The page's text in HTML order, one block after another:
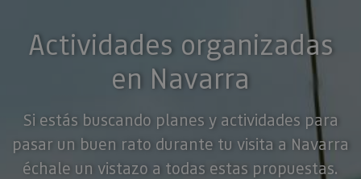
Actividades organizadas
en Navarra
Si estás buscando planes y actividades para
pasar un buen rato durante tu visita a Navarra
échale un vistazo a todas estas propuestas.